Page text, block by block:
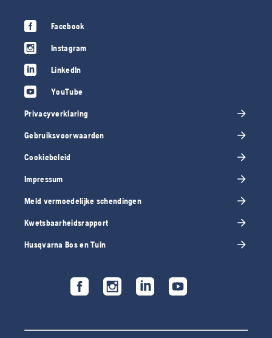
Facebook
Instagram
LinkedIn
YouTube
Privacyverklaring
Gebruiksvoorwaarden
Cookiebeleid
Impressum
Meld vermoedelijke schendingen
Kwetsbaarheidsrapport
Husqvarna Bos en Tuin